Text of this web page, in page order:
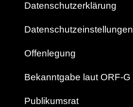
Datenschutzerklärung
Datenschutzeinstellungen
Offenlegung
Bekanntgabe laut ORF-G
Publikumsrat